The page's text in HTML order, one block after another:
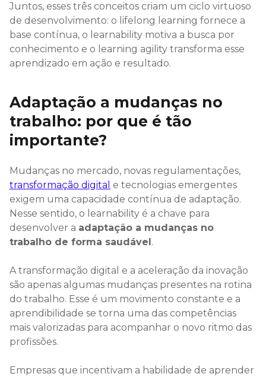
Juntos, esses três conceitos criam um ciclo virtuoso
de desenvolvimento: o lifelong learning fornece a
base contínua, o learnability motiva a busca por
conhecimento e o learning agility transforma esse
aprendizado em ação e resultado.
Adaptação a mudanças no
trabalho: por que é tão
importante?
Mudanças no mercado, novas regulamentações,
transformação digital e tecnologias emergentes
exigem uma capacidade contínua de adaptação.
Nesse sentido, o learnability é a chave para
desenvolver a adaptação a mudanças no
trabalho de forma saudável.
A transformação digital e a aceleração da inovação
são apenas algumas mudanças presentes na rotina
do trabalho. Esse é um movimento constante e a
aprendibilidade se torna uma das competências
mais valorizadas para acompanhar o novo ritmo das
profissões.
Empresas que incentivam a habilidade de aprender